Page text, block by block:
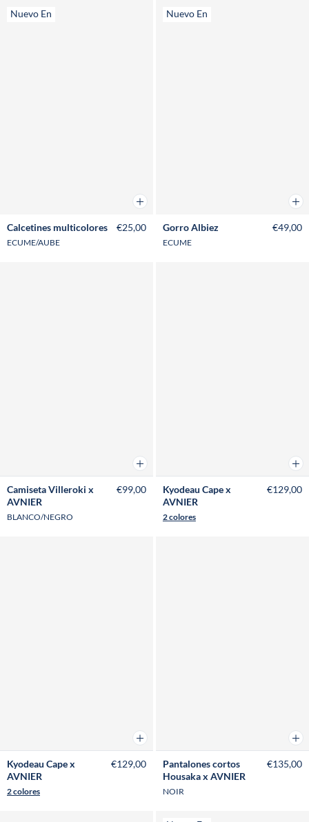
Nuevo En
Añadir a la cesta
Calcetines multicolores
ECUME/AUBE
€25,00
Nuevo En
Gorro Albiez
ECUME
€49,00
Añadir a la cesta
Camiseta Villeroki x
AVNIER
BLANCO/NEGRO
€99,00
Kyodeau Cape x
AVNIER
2 colores
€129,00
Añadir a la cesta
Kyodeau Cape x
AVNIER
2 colores
€129,00
Pantalones cortos
Housaka x AVNIER
NOIR
€135,00